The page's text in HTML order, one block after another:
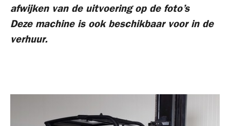
afwijken van de uitvoering op de foto’s
Deze machine is ook beschikbaar voor in de
verhuur.